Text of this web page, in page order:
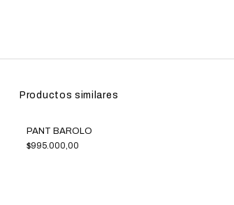
Productos similares
PANT BAROLO
$995.000,00